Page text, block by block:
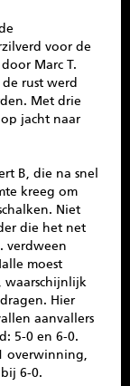
voor de
Marc T.
rust werd
Met drie
jacht naar
B, die na snel
kreeg om
Niet
die het net
verdween
moest
waarschijnlijk
Hier
aanvallers
5-0 en 6-0.
overwinning,
6-0.